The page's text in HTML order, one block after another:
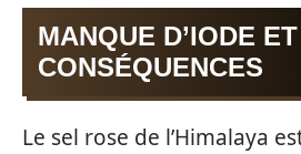
MANQUE D’IODE
CONSÉQUENCES
Le sel rose de l’Himalaya